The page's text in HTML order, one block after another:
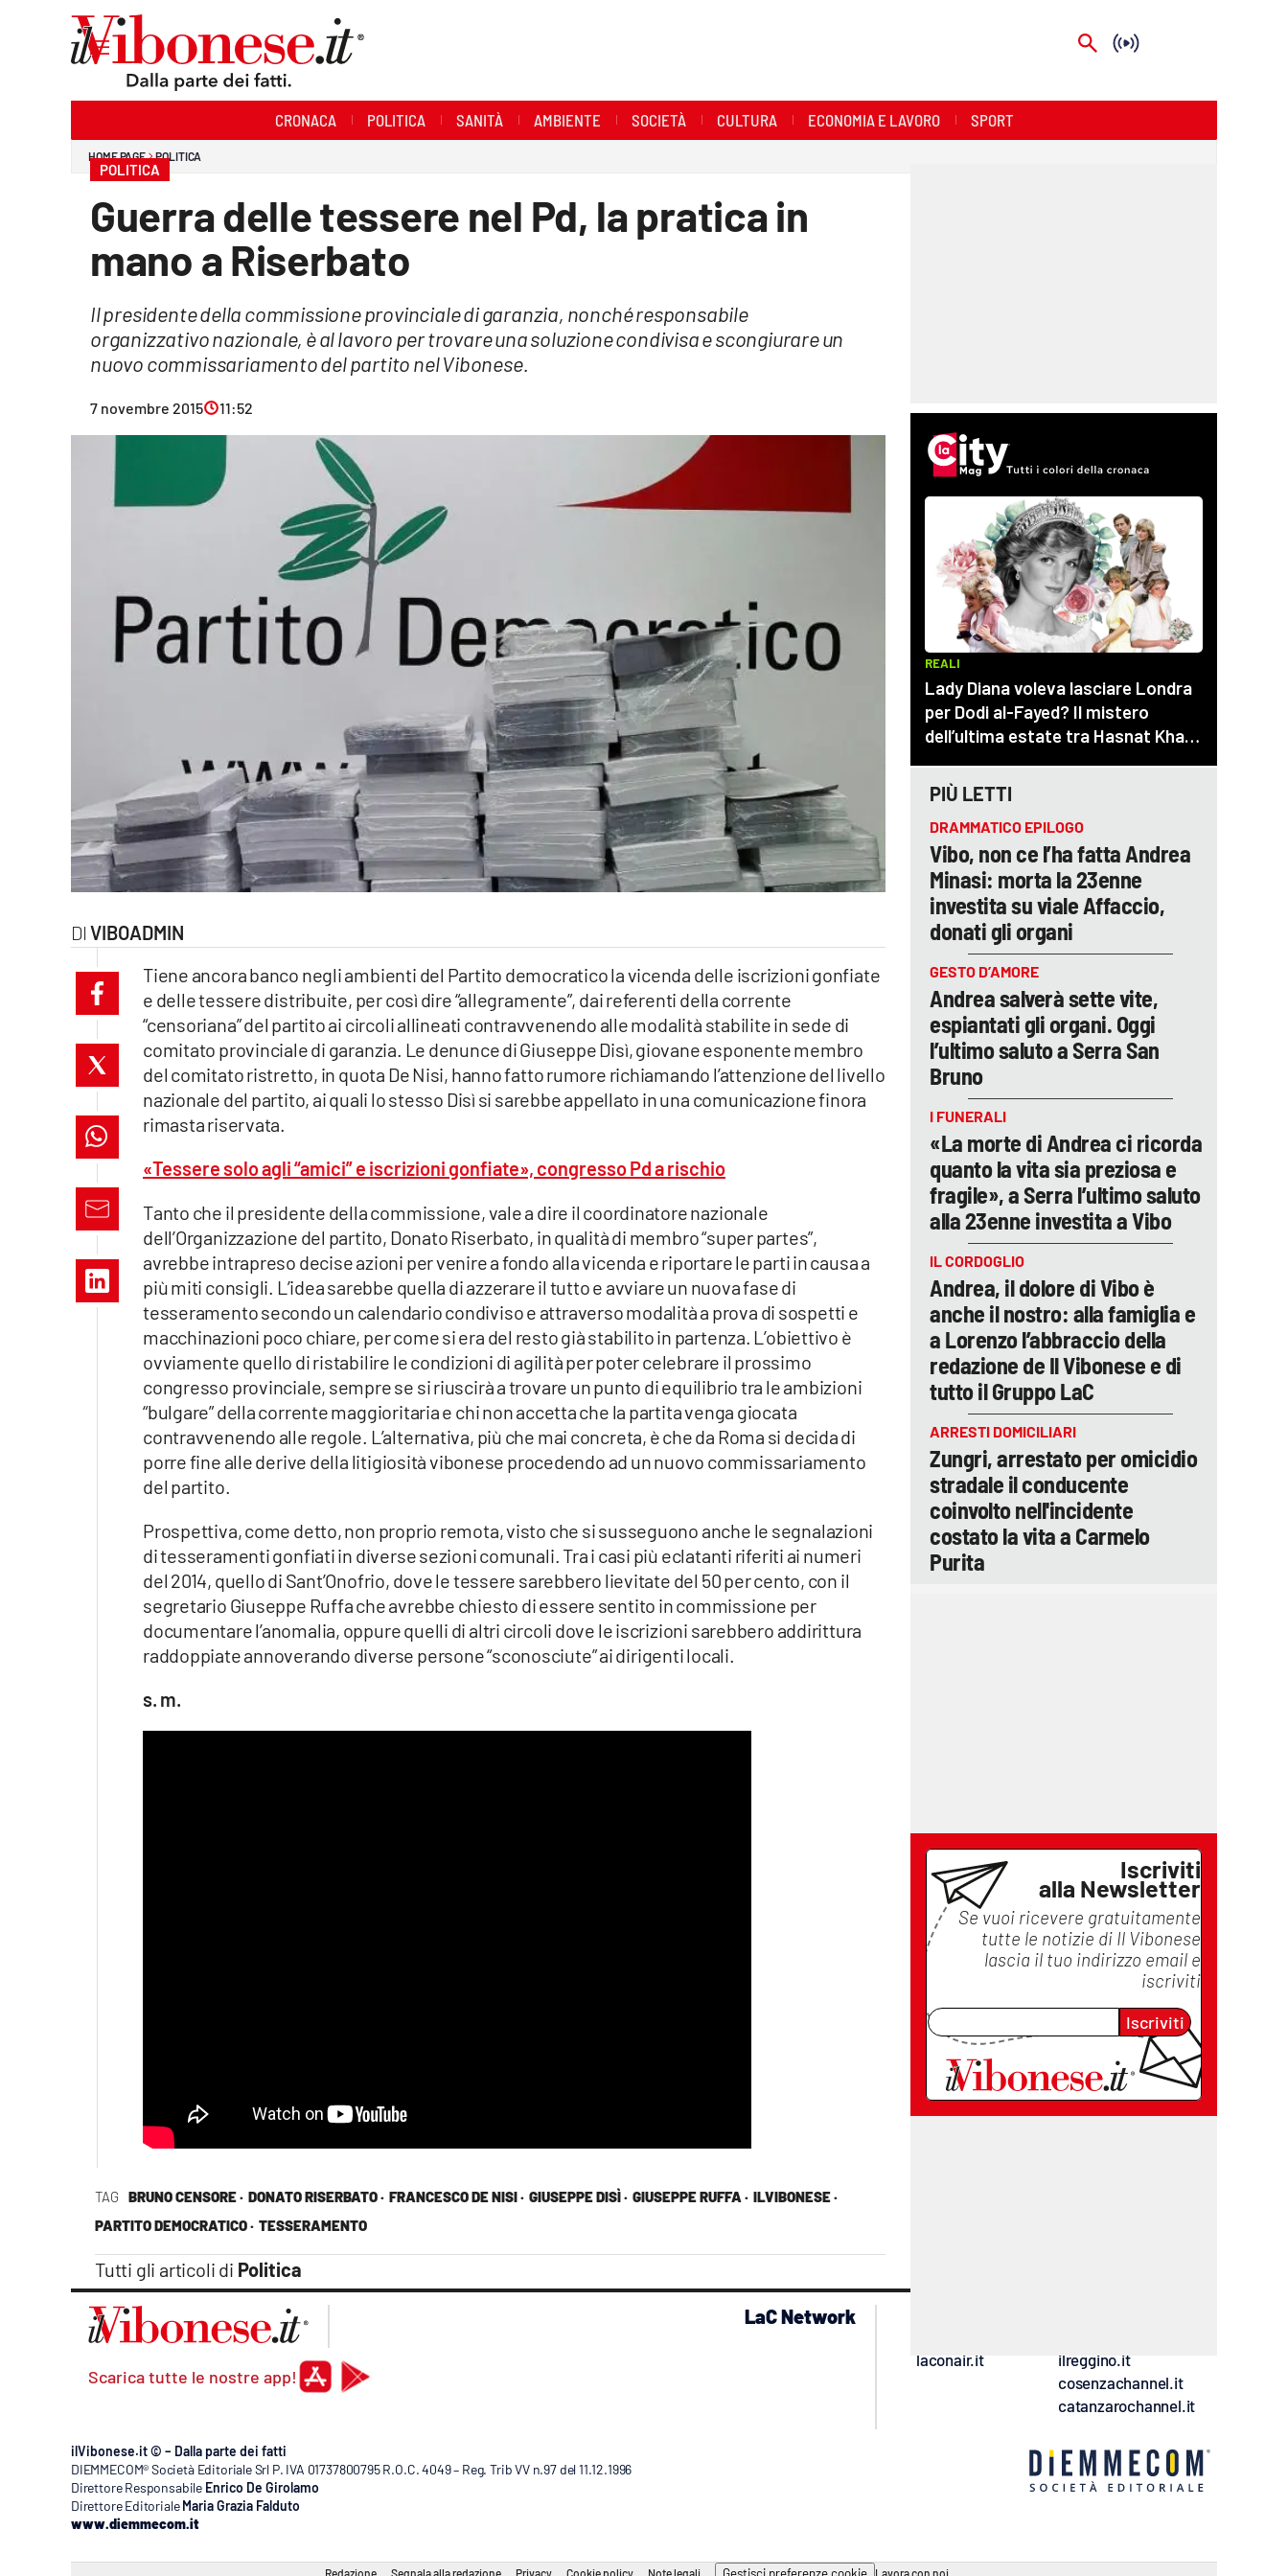
Economia e Lavoro
lacitymag.it
cosenzachannel.it
catanzarochannel.it
lacapitalenews.it
Vai
CRONACA POLITICA SANITÀ AMBIENTE SOCIETÀ CULTURA ECONOMIA E LAVORO SPORT
HOME PAGE POLITICA
POLITICA
Guerra delle tessere nel Pd, la pratica in
mano a Riserbato
Il presidente della commissione provinciale di garanzia, nonché responsabile
organizzativo nazionale, è al lavoro per trovare una soluzione condivisa e scongiurare un
nuovo commissariamento del partito nel Vibonese.
7 novembre 2015 11:52
VIBOADMIN
TAG BRUNO CENSORE · DONATO RISERBATO · FRANCESCO DE NISI · GIUSEPPE DISÌ · GIUSEPPE RUFFA · ILVIBONESE ·
PARTITO DEMOCRATICO · TESSERAMENTO
Tutti gli articoli di Politica
Tiene ancora banco negli ambienti del Partito democratico la vicenda delle iscrizioni gonfiate
e delle tessere distribuite, per così dire “allegramente”, dai referenti della corrente
“censoriana” del partito ai circoli allineati contravvenendo alle modalità stabilite in sede di
comitato provinciale di garanzia. Le denunce di Giuseppe Disì, giovane esponente membro
del comitato ristretto, in quota De Nisi, hanno fatto rumore richiamando l’attenzione del livello
nazionale del partito, ai quali lo stesso Disì si sarebbe appellato in una comunicazione finora
rimasta riservata.
«Tessere solo agli “amici” e iscrizioni gonfiate», congresso Pd a rischio
Tanto che il presidente della commissione, vale a dire il coordinatore nazionale
dell’Organizzazione del partito, Donato Riserbato, in qualità di membro “super partes”,
avrebbe intrapreso decise azioni per venire a fondo alla vicenda e riportare le parti in causa a
più miti consigli. L’idea sarebbe quella di azzerare il tutto e avviare un nuova fase di
tesseramento secondo un calendario condiviso e attraverso modalità a prova di sospetti e
macchinazioni poco chiare, per come si era del resto già stabilito in partenza. L’obiettivo è
ovviamente quello di ristabilire le condizioni di agilità per poter celebrare il prossimo
congresso provinciale, sempre se si riuscirà a trovare un punto di equilibrio tra le ambizioni
“bulgare” della corrente maggioritaria e chi non accetta che la partita venga giocata
contravvenendo alle regole. L’alternativa, più che mai concreta, è che da Roma si decida di
porre fine alle derive della litigiosità vibonese procedendo ad un nuovo commissariamento
del partito.
Prospettiva, come detto, non proprio remota, visto che si susseguono anche le segnalazioni
di tesseramenti gonfiati in diverse sezioni comunali. Tra i casi più eclatanti riferiti ai numeri
del 2014, quello di Sant’Onofrio, dove le tessere sarebbero lievitate del 50 per cento, con il
segretario Giuseppe Ruffa che avrebbe chiesto di essere sentito in commissione per
documentare l’anomalia, oppure quelli di altri circoli dove le iscrizioni sarebbero addirittura
raddoppiate annoverando diverse persone “sconosciute” ai dirigenti locali.
s. m.
PIÙ LETTI
DRAMMATICO EPILOGO
Vibo, non ce l’ha fatta Andrea
Minasi: morta la 23enne
investita su viale Affaccio,
donati gli organi
GESTO D’AMORE
Andrea salverà sette vite,
espiantati gli organi. Oggi
l’ultimo saluto a Serra San
Bruno
I FUNERALI
«La morte di Andrea ci ricorda
quanto la vita sia preziosa e
fragile», a Serra l’ultimo saluto
alla 23enne investita a Vibo
IL CORDOGLIO
Andrea, il dolore di Vibo è
anche il nostro: alla famiglia e
a Lorenzo l’abbraccio della
redazione de Il Vibonese e di
tutto il Gruppo LaC
ARRESTI DOMICILIARI
Zungri, arrestato per omicidio
stradale il conducente
coinvolto nell'incidente
costato la vita a Carmelo
Purita
Iscriviti
alla Newsletter
Se vuoi ricevere gratuitamente
tutte le notizie di Il Vibonese
lascia il tuo indirizzo email e
iscriviti
Iscriviti
Scarica tutte le nostre app!
LaC Network
laconair.it
ilreggino.it
cosenzachannel.it
catanzarochannel.it
ilVibonese.it © – Dalla parte dei fatti
DIEMMECOM® Società Editoriale Srl P. IVA 01737800795 R.O.C. 4049 – Reg. Trib VV n.97 del 11.12.1996
Direttore Responsabile Enrico De Girolamo
Direttore Editoriale Maria Grazia Falduto
www.diemmecom.it